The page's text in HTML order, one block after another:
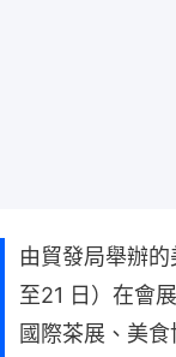
由貿發局舉辦
至21 日）在會
國際茶展、美